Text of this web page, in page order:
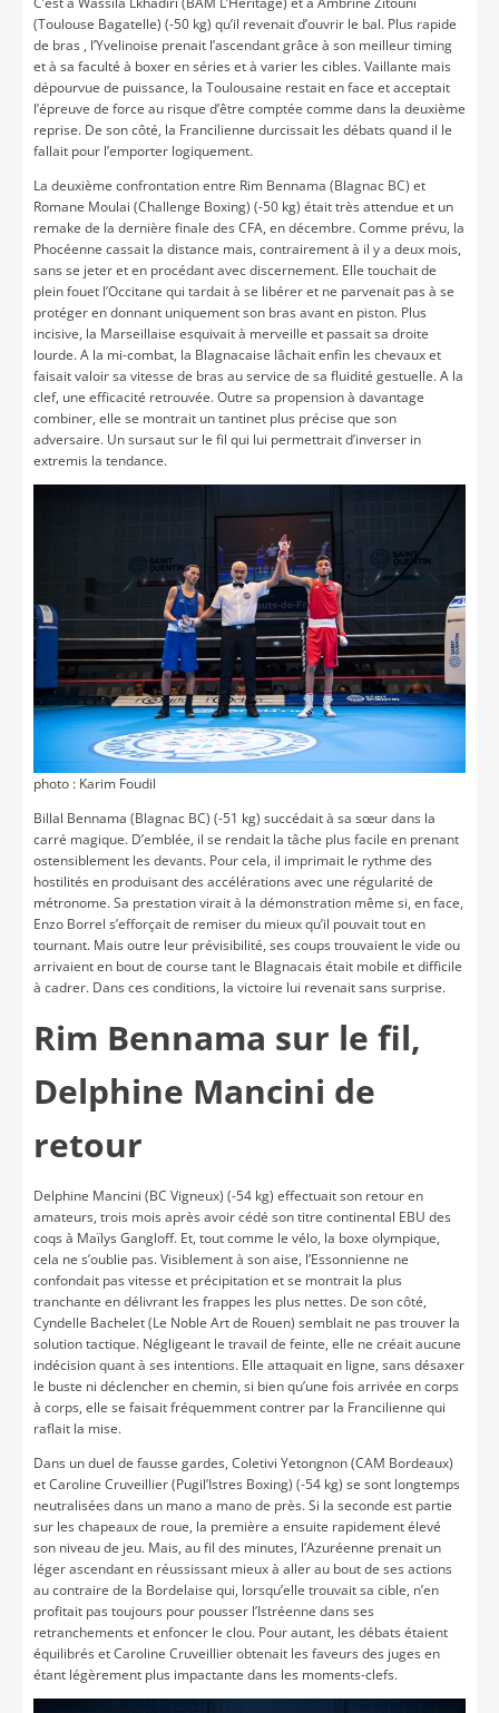
(Toulouse Bagatelle) (-50 kg) qu’il revenait d’ouvrir le bal. Plus rapide
de bras , l’Yvelinoise prenait l’ascendant grâce à son meilleur timing
et à sa faculté à boxer en séries et à varier les cibles. Vaillante mais
dépourvue de puissance, la Toulousaine restait en face et acceptait
l’épreuve de force au risque d’être comptée comme dans la deuxième
reprise. De son côté, la Francilienne durcissait les débats quand il le
fallait pour l’emporter logiquement.
La deuxième confrontation entre Rim Bennama (Blagnac BC) et
Romane Moulai (Challenge Boxing) (-50 kg) était très attendue et un
remake de la dernière finale des CFA, en décembre. Comme prévu, la
Phocéenne cassait la distance mais, contrairement à il y a deux mois,
sans se jeter et en procédant avec discernement. Elle touchait de
plein fouet l’Occitane qui tardait à se libérer et ne parvenait pas à se
protéger en donnant uniquement son bras avant en piston. Plus
incisive, la Marseillaise esquivait à merveille et passait sa droite
lourde. A la mi-combat, la Blagnacaise lâchait enfin les chevaux et
faisait valoir sa vitesse de bras au service de sa fluidité gestuelle. A la
clef, une efficacité retrouvée. Outre sa propension à davantage
combiner, elle se montrait un tantinet plus précise que son
adversaire. Un sursaut sur le fil qui lui permettrait d’inverser in
extremis la tendance.
photo : Karim Foudil
Billal Bennama (Blagnac BC) (-51 kg) succédait à sa sœur dans la
carré magique. D’emblée, il se rendait la tâche plus facile en prenant
ostensiblement les devants. Pour cela, il imprimait le rythme des
hostilités en produisant des accélérations avec une régularité de
métronome. Sa prestation virait à la démonstration même si, en face,
Enzo Borrel s’efforçait de remiser du mieux qu’il pouvait tout en
tournant. Mais outre leur prévisibilité, ses coups trouvaient le vide ou
arrivaient en bout de course tant le Blagnacais était mobile et difficile
à cadrer. Dans ces conditions, la victoire lui revenait sans surprise.
Rim Bennama sur le fil,
Delphine Mancini de
retour
Delphine Mancini (BC Vigneux) (-54 kg) effectuait son retour en
amateurs, trois mois après avoir cédé son titre continental EBU des
coqs à Maïlys Gangloff. Et, tout comme le vélo, la boxe olympique,
cela ne s’oublie pas. Visiblement à son aise, l’Essonnienne ne
confondait pas vitesse et précipitation et se montrait la plus
tranchante en délivrant les frappes les plus nettes. De son côté,
Cyndelle Bachelet (Le Noble Art de Rouen) semblait ne pas trouver la
solution tactique. Négligeant le travail de feinte, elle ne créait aucune
indécision quant à ses intentions. Elle attaquait en ligne, sans désaxer
le buste ni déclencher en chemin, si bien qu’une fois arrivée en corps
à corps, elle se faisait fréquemment contrer par la Francilienne qui
raflait la mise.
Dans un duel de fausse gardes, Coletivi Yetongnon (CAM Bordeaux)
et Caroline Cruveillier (Pugil’Istres Boxing) (-54 kg) se sont longtemps
neutralisées dans un mano a mano de près. Si la seconde est partie
sur les chapeaux de roue, la première a ensuite rapidement élevé
son niveau de jeu. Mais, au fil des minutes, l’Azuréenne prenait un
léger ascendant en réussissant mieux à aller au bout de ses actions
au contraire de la Bordelaise qui, lorsqu’elle trouvait sa cible, n’en
profitait pas toujours pour pousser l’Istréenne dans ses
retranchements et enfoncer le clou. Pour autant, les débats étaient
équilibrés et Caroline Cruveillier obtenait les faveurs des juges en
étant légèrement plus impactante dans les moments-clefs.